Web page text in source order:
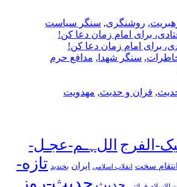
, روشنگری, سنگر سیاست
برای امام زمان دعا کن!
, سنگر شهدا , مدافع حرم
, قران و حدیث, مهدویت
الفرج اللﮩـم-عجـل-
انتقام سخت انقلاب اسلامی ایران بخندید تازه-
حدیث-روز